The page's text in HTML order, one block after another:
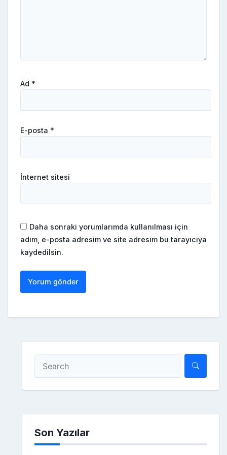
Ad *
E-posta *
İnternet sitesi
Daha sonraki yorumlarımda kullanılması için
adım, e-posta adresim ve site adresim bu tarayıcıya
kaydedilsin.
Son Yazılar